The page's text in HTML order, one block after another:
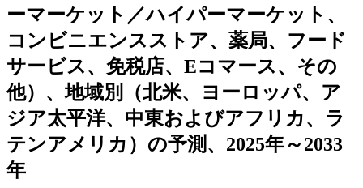
ーマーケット／ハイパーマーケット、
コンビニエンスストア、薬局、フード
サービス、免税店、Eコマース、その
他）、地域別（北米、ヨーロッパ、ア
ジア太平洋、中東およびアフリカ、ラ
テンアメリカ）の予測、2025年～2033
年